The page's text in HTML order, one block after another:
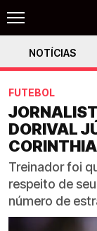
NOTÍCIAS
FUTEBOL
DORIVAL
Treinador foi
respeito de
número de